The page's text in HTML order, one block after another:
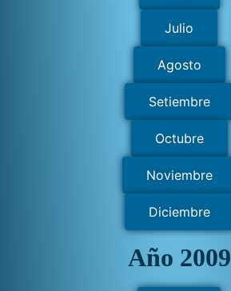
Julio
Agosto
Setiembre
Octubre
Noviembre
Diciembre
Año 2009